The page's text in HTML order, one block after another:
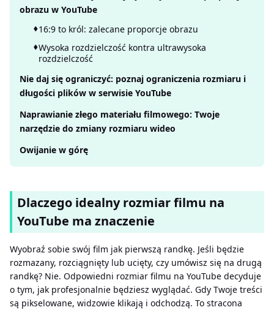
obrazu w YouTube
16:9 to król: zalecane proporcje obrazu
Wysoka rozdzielczość kontra ultrawysoka
rozdzielczość
Nie daj się ograniczyć: poznaj ograniczenia rozmiaru i
długości plików w serwisie YouTube
Naprawianie złego materiału filmowego: Twoje
narzędzie do zmiany rozmiaru wideo
Owijanie w górę
Dlaczego idealny rozmiar filmu na
YouTube ma znaczenie
Wyobraź sobie swój film jak pierwszą randkę. Jeśli będzie
rozmazany, rozciągnięty lub ucięty, czy umówisz się na drugą
randkę? Nie. Odpowiedni rozmiar filmu na YouTube decyduje
o tym, jak profesjonalnie będziesz wyglądać. Gdy Twoje treści
są pikselowane, widzowie klikają i odchodzą. To stracona